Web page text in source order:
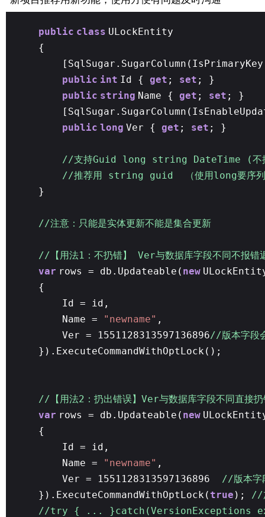
public class ULockEntity
{
public int Id { get ; set ; }
public string Name { get ; set ; }
public long Ver { get ; set ; }
//支持Guid long string DateTime (不推
//推荐用 string guid （使用long要序列
}
//注意：只能是实体更新不能是集合更新
//【用法1：不扔错】 Ver与数据库字段不同不报错
var rows = db.Updateable( new
{
Id = id,
Name =
"newname" ,
Ver = 1551128313597136896//版本字段
}).ExecuteCommandWithOptLock();
//【用法2：扔出错误】Ver与数据库字段不同直接扔
var rows = db.Updateable( new
{
Id = id,
Name =
"newname" ,
Ver = 1551128313597136896 //版本字
}).ExecuteCommandWithOptLock(true ); //
//try { ... }catch(VersionExceptions